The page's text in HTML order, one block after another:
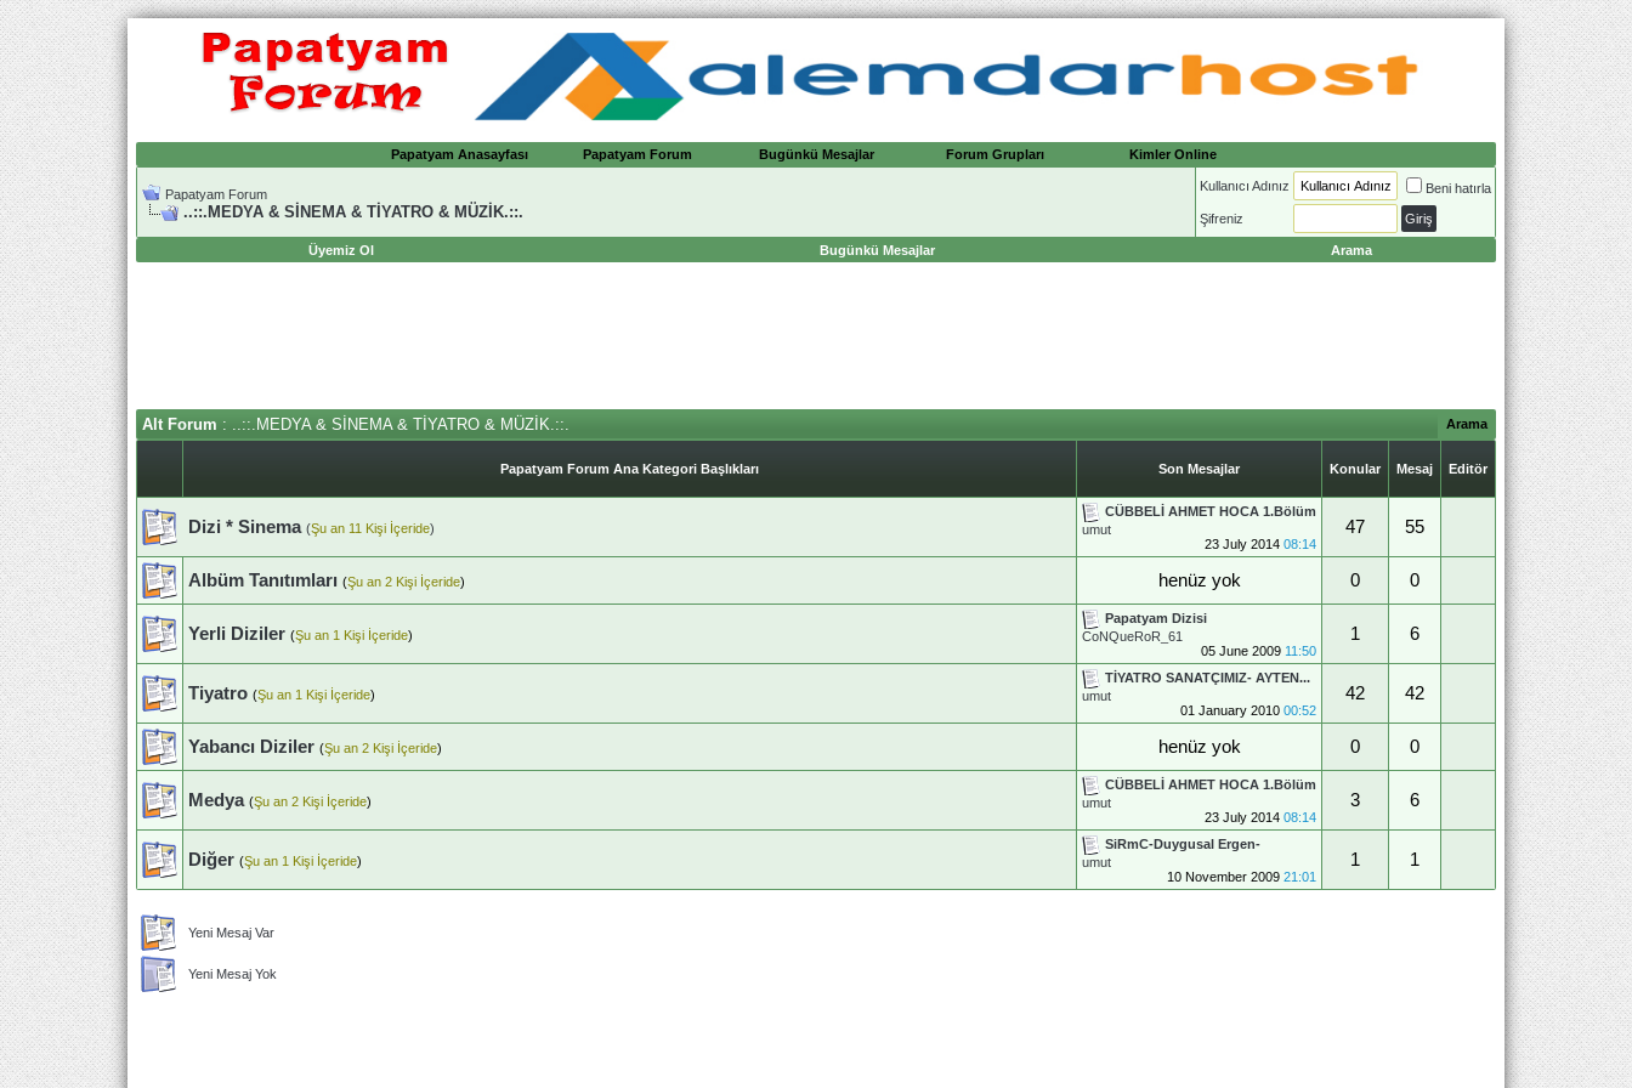
Papatyam Anasayfası Papatyam Forum Bugünkü Mesajlar Forum Grupları Kimler Online
Papatyam Forum
..::.MEDYA & SİNEMA & TİYATRO & MÜZİK.::.
Kullanıcı Adınız Beni hatırla
Şifreniz
Üyemiz Ol Bugünkü Mesajlar Arama
Alt Forum : ..::.MEDYA & SİNEMA & TİYATRO & MÜZİK.::. Arama
Papatyam Forum Ana Kategori Başlıkları Son Mesajlar Konular Mesaj Editör
Dizi * Sinema (Şu an 11 Kişi İçeride)
CÜBBELİ AHMET HOCA 1.Bölüm
umut
23 July 2014 08:14
47 55
Albüm Tanıtımları (Şu an 2 Kişi İçeride) henüz yok 0 0
Yerli Diziler (Şu an 1 Kişi İçeride)
Papatyam Dizisi
CoNQueRoR_61
05 June 2009 11:50
1 6
Tiyatro (Şu an 1 Kişi İçeride)
TİYATRO SANATÇIMIZ- AYTEN...
umut
01 January 2010 00:52
42 42
Yabancı Diziler (Şu an 2 Kişi İçeride) henüz yok 0 0
Medya (Şu an 2 Kişi İçeride)
CÜBBELİ AHMET HOCA 1.Bölüm
umut
23 July 2014 08:14
3 6
Diğer (Şu an 1 Kişi İçeride)
SiRmC-Duygusal Ergen-
umut
10 November 2009 21:01
1 1
Yeni Mesaj Var
Yeni Mesaj Yok